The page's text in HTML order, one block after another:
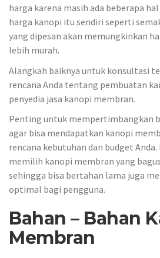
harga karena masih ada beberapa
harga kanopi itu sendiri seperti
yang dipesan akan memungkinkan
lebih murah.
Alangkah baiknya untuk konsultasi
rencana Anda tentang pembuatan
penyedia jasa kanopi membran.
Penting untuk mempertimbangkan
agar bisa mendapatkan kanopi
rencana kebutuhan dan budget
memilih kanopi membran yang
sehingga bisa bertahan lama juga
optimal bagi pengguna.
Bahan – Bahan
Membran